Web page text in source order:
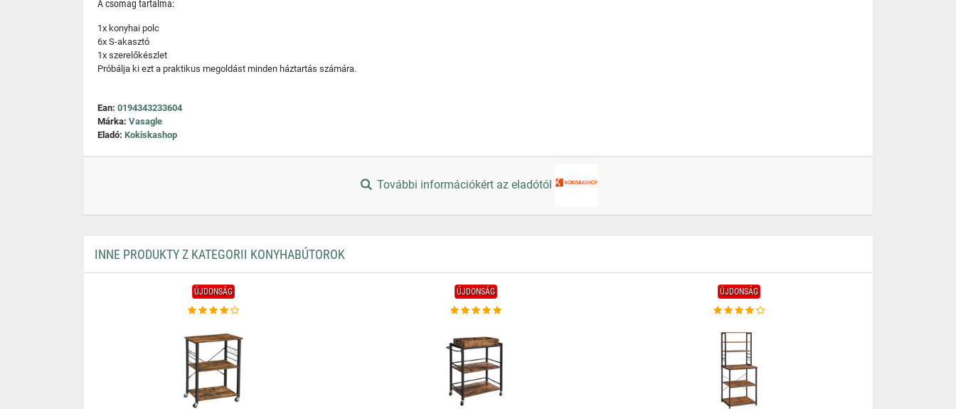
A csomag tartalma:
1x konyhai polc
6x S-akasztó
1x szerelőkészlet
Próbálja ki ezt a praktikus megoldást minden háztartás számára.
Ean: 0194343233604
Márka: Vasagle
Eladó: Kokiskashop
További információkért az eladótól
INNE PRODUKTY Z KATEGORII KONYHABÚTOROK
ÚJDONSÁG ÚJDONSÁG ÚJDONSÁG